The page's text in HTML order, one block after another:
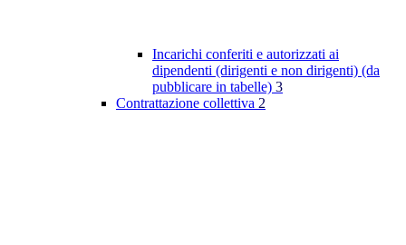
Incarichi conferiti e autorizzati ai
dipendenti (dirigenti e non dirigenti) (da
pubblicare in tabelle) 3
Contrattazione collettiva 2